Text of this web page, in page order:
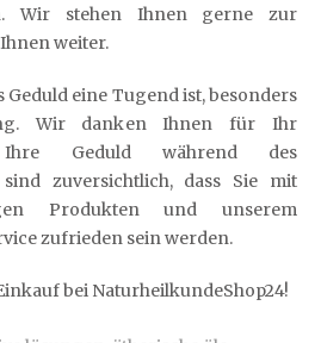
Wir stehen Ihnen gerne zur
weiter.
Geduld eine Tugend ist, besonders
Wir danken Ihnen für Ihr
Geduld während des
zuversichtlich, dass Sie mit
Produkten und unserem
zufrieden sein werden.
bei NaturheilkundeShop24!